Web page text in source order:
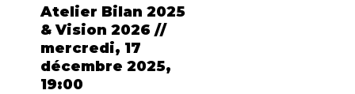
Atelier Bilan 2025
& Vision 2026 //
mercredi, 17
décembre 2025,
19:00